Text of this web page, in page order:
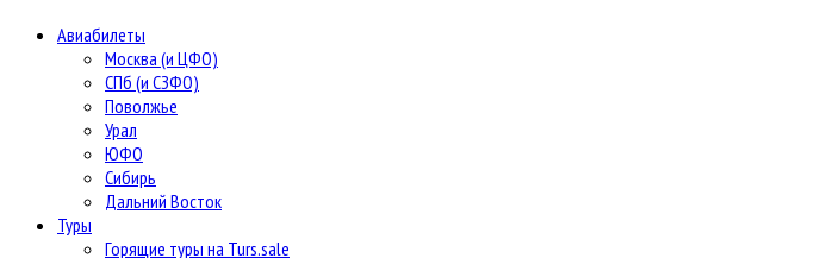
Авиабилеты
Москва (и ЦФО)
СПб (и СЗФО)
Поволжье
Урал
ЮФО
Сибирь
Дальний Восток
Туры
Горящие туры на Turs.sale